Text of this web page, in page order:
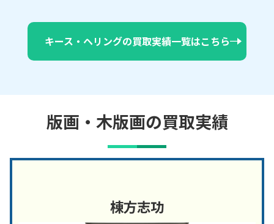
キース・ヘリングの買取実績一覧はこちら
版画・木版画の買取実績
棟方志功